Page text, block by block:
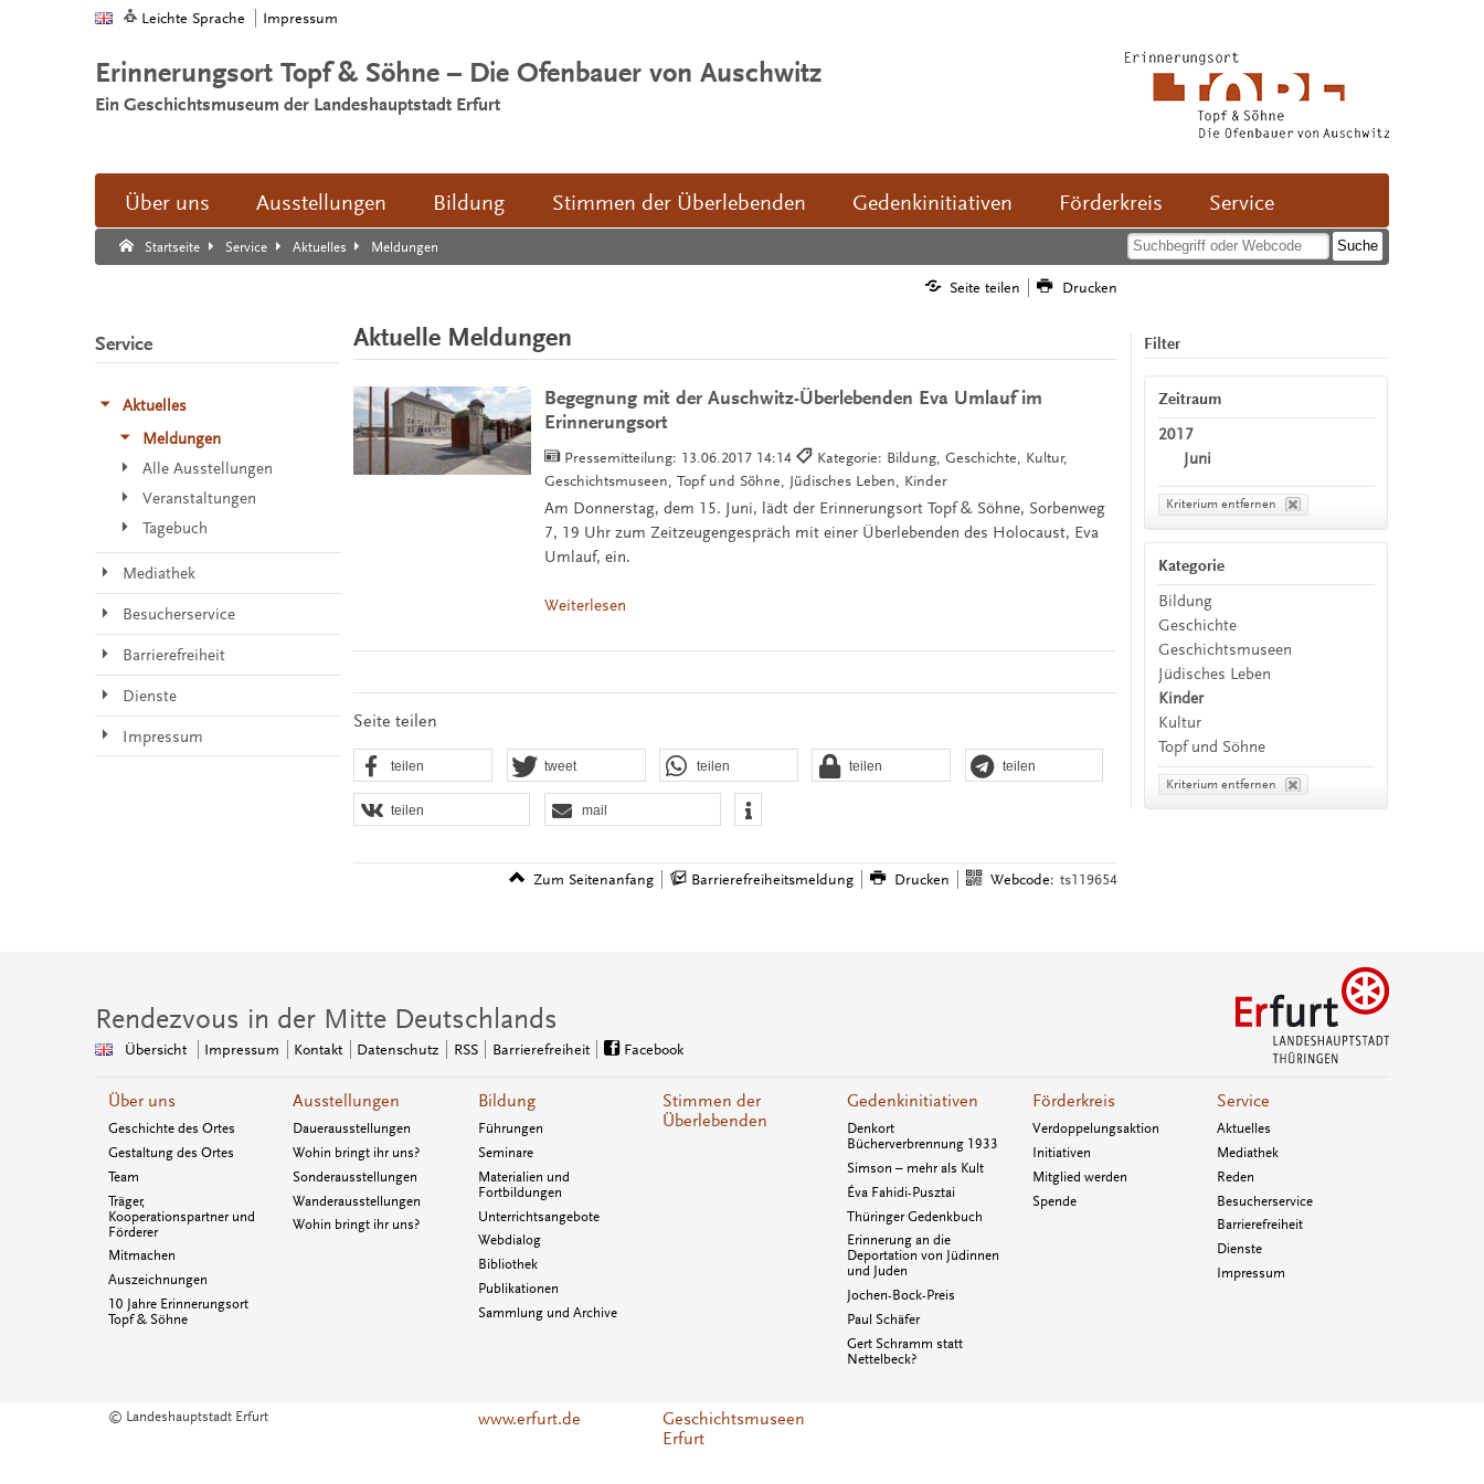
Leichte Sprache Impressum
Erinnerungsort Topf & Söhne – Die Ofenbauer von Auschwitz
Ein Geschichtsmuseum der Landeshauptstadt Erfurt
Über uns Ausstellungen Bildung Stimmen der Überlebenden Gedenkinitiativen Förderkreis Service
Startseite Service Aktuelles Meldungen
Suche:
Suche Ende.
Seite teilen Drucken
Aktuelle Meldungen
Begegnung mit der Auschwitz-Überlebenden Eva Umlauf im
Erinnerungsort
Pressemitteilung: 13.06.2017 14:14
Kategorie: Bildung, Geschichte, Kultur,
Geschichtsmuseen, Topf und Söhne, Jüdisches Leben, Kinder
Am Donnerstag, dem 15. Juni, lädt der Erinnerungsort Topf & Söhne, Sorbenweg
7, 19 Uhr zum Zeitzeugengespräch mit einer Überlebenden des Holocaust, Eva
Umlauf, ein.
Weiterlesen
Seite teilen
teilen tweet teilen teilen teilen
teilen mail
Zum Seitenanfang Barrierefreiheitsmeldung Drucken Webcode: ts119654
Filter
Zeitraum
2017
Juni
Kriterium entfernen
Kategorie
Bildung
Geschichte
Geschichtsmuseen
Jüdisches Leben
Kinder
Kultur
Topf und Söhne
Kriterium entfernen
Service
Aktuelles
Meldungen
Alle Ausstellungen
Veranstaltungen
Tagebuch
Mediathek
Besucherservice
Barrierefreiheit
Dienste
Impressum
Rendezvous in der Mitte Deutschlands
Übersicht Impressum Kontakt Datenschutz RSS Barrierefreiheit Facebook
Über uns
Geschichte des Ortes
Gestaltung des Ortes
Team
Träger,
Kooperationspartner und
Förderer
Mitmachen
Auszeichnungen
10 Jahre Erinnerungsort
Topf & Söhne
Ausstellungen
Dauerausstellungen
Wohin bringt ihr uns?
Sonderausstellungen
Wanderausstellungen
Wohin bringt ihr uns?
Bildung
Führungen
Seminare
Materialien und
Fortbildungen
Unterrichtsangebote
Webdialog
Bibliothek
Publikationen
Sammlung und Archive
Stimmen der
Überlebenden
Gedenkinitiativen
Denkort
Bücherverbrennung 1933
Simson – mehr als Kult
Éva Fahidi-Pusztai
Thüringer Gedenkbuch
Erinnerung an die
Deportation von Jüdinnen
und Juden
Jochen-Bock-Preis
Paul Schäfer
Gert Schramm statt
Nettelbeck?
Förderkreis
Verdoppelungsaktion
Initiativen
Mitglied werden
Spende
Service
Aktuelles
Mediathek
Reden
Besucherservice
Barrierefreiheit
Dienste
Impressum
© Landeshauptstadt Erfurt www.erfurt.de
Geschichtsmuseen
Erfurt